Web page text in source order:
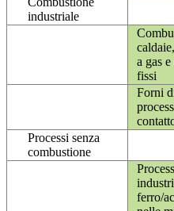
industriale
a gas
fissi
Forni
Processi senza
combustione
ferro/